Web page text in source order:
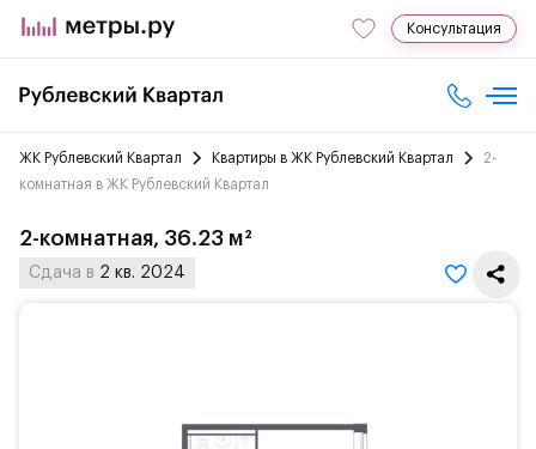
Консультация
ЖК Рублевский Квартал Квартиры в ЖК Рублевский Квартал
2-
комнатная в ЖК Рублевский Квартал
2-комнатная, 36.23 м²
Сдача в 2 кв. 2024